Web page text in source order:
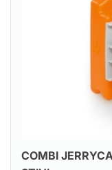
COMBI